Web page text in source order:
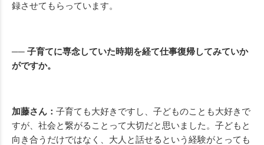
録させてもらっています。
── 子育てに専念していた時期を経て仕事復帰してみていか
がですか。
加藤さん： 子育ても大好きですし、子どものことも大好きで
すが、社会と繋がることって大切だと思いました。子どもと
向き合うだけではなく、大人と話せるという経験がとっても